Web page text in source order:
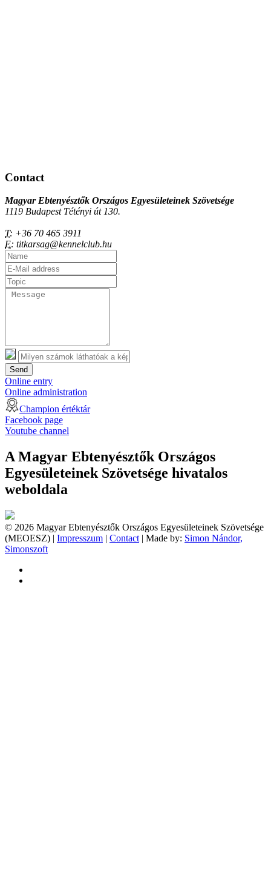
Contact
Magyar Ebtenyésztők Országos Egyesületeinek Szövetsége
1119 Budapest Tétényi út 130.
T: +36 70 465 3911
E: titkarsag@kennelclub.hu
Send
Online entry
Online administration
Champion értéktár
Facebook page
Youtube channel
A Magyar Ebtenyésztők Országos
Egyesületeinek Szövetsége hivatalos
weboldala
© 2026 Magyar Ebtenyésztők Országos Egyesületeinek Szövetsége
(MEOESZ) | Impresszum | Contact | Made by: Simon Nándor,
Simonszoft